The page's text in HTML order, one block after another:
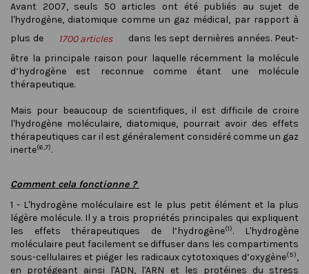
Avant 2007, seuls 50 articles ont été publiés au sujet de
l'hydrogène, diatomique comme un gaz médical, par rapport à
plus de
1700 articles
dans les sept dernières années. Peut-
être la principale raison pour laquelle récemment la molécule
d’hydrogène est reconnue comme étant une molécule
thérapeutique.
Mais pour beaucoup de scientifiques, il est difficile de croire
l'hydrogène moléculaire, diatomique, pourrait avoir des effets
thérapeutiques car il est généralement considéré comme un gaz
inerte(6,7).
Comment cela fonctionne ?
1 - L'hydrogène moléculaire est le plus petit élément et la plus
légère molécule. Il y a trois propriétés principales qui expliquent
les effets thérapeutiques de l’hydrogène(1). L'hydrogène
moléculaire peut facilement se diffuser dans les compartiments
sous-cellulaires et piéger les radicaux cytotoxiques d’oxygène(5),
en protégeant ainsi l'ADN, l'ARN et les protéines du stress